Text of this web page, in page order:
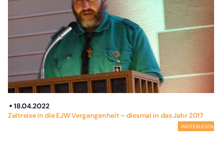
18.04.2022
Zeitreise in die EJW Vergangenheit – diesmal in das Jahr 2017
WEITERLESEN